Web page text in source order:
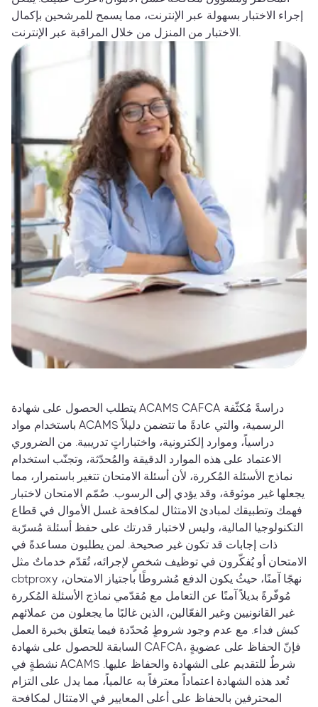
إجراء الاختبار بسهولة عبر الإنترنت، مما يسمح للمرشحين بإكمال
الاختبار من المنزل من خلال المراقبة عبر الإنترنت.
يتطلب الحصول على شهادة ACAMS CAFCA دراسةً مُكثّفة
باستخدام مواد ACAMS الرسمية، والتي عادةً ما تتضمن دليلاً
دراسياً، وموارد إلكترونية، واختباراتٍ تدريبية. من الضروري
الاعتماد على هذه الموارد الدقيقة والمُحدّثة، وتجنّب استخدام
نماذج الأسئلة المُكررة، لأن أسئلة الامتحان تتغير باستمرار، مما
يجعلها غير موثوقة، وقد يؤدي إلى الرسوب. صُمّم الامتحان لاختبار
فهمك وتطبيقك لمبادئ الامتثال لمكافحة غسل الأموال في قطاع
التكنولوجيا المالية، وليس لاختبار قدرتك على حفظ أسئلة مُسرّبة
ذات إجابات قد تكون غير صحيحة. لمن يطلبون مساعدةً في
الامتحان أو يُفكّرون في توظيف شخصٍ لإجرائه، تُقدّم خدماتٌ مثل
cbtproxy نهجًا آمنًا، حيثُ يكون الدفع مُشروطًا باجتياز الامتحان،
مُوفّرةً بديلاً آمنًا عن التعامل مع مُقدّمي نماذج الأسئلة المُكررة
غير القانونيين وغير الفعّالين، الذين غالبًا ما يجعلون من عملائهم
كبش فداء. مع عدم وجود شروطٍ مُحدّدة فيما يتعلق بخبرة العمل
السابقة للحصول على شهادة CAFCA، فإنّ الحفاظ على عضويةٍ
نشطةٍ في ACAMS شرطٌ للتقديم على الشهادة والحفاظ عليها.
تُعد هذه الشهادة اعتماداً معترفاً به عالمياً، مما يدل على التزام
المحترفين بالحفاظ على أعلى المعايير في الامتثال لمكافحة